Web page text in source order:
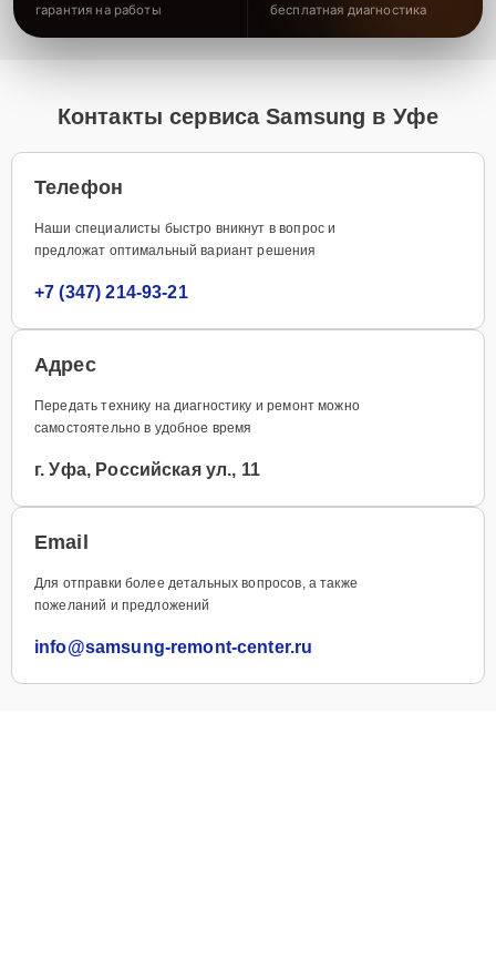
гарантия на работы бесплатная диагностика
Контакты сервиса Samsung в Уфе
Телефон
Наши специалисты быстро вникнут в вопрос и
предложат оптимальный вариант решения
+7 (347) 214-93-21
Адрес
Передать технику на диагностику и ремонт можно
самостоятельно в удобное время
г. Уфа, Российская ул., 11
Email
Для отправки более детальных вопросов, а также
пожеланий и предложений
info@samsung-remont-center.ru